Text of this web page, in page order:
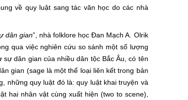
về quy luật sang tác văn học do các nhà
dân gian”, nhà folklore học Đan Mạch A. Olrik
qua việc nghiên cứu so sánh một số lượng
dân gian của nhiều dân tộc Bắc Âu, có tên
gian (sage là một thể loại liên kết trong bản
những quy luật đó là: quy luật khai truyện và
hai nhân vật cùng xuất hiện (two to scene),